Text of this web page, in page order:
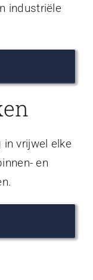
industriële
vrijwel elke
en